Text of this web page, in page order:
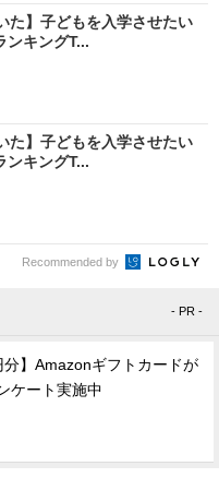
た】子どもを入学させたい
ンキングT...
た】子どもを入学させたい
ンキングT...
Recommended by
- PR -
分】Amazonギフトカードが
ケート実施中